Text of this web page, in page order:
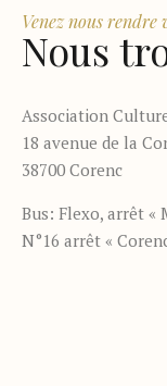
Venez nous rendre
Nous
Association
18 avenue de la
38700 Corenc
Bus: Flexo, arrêt «
N°16 arrêt «